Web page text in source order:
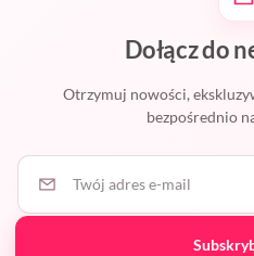
Dołącz do
Otrzymuj nowości,
bezpośrednio
Twój adres e-mail